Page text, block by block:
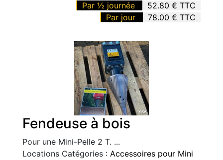
Par ½ journée
52.80 € TTC
Par jour
78.00 € TTC
Fendeuse à bois
Pour une Mini-Pelle 2 T. ...
Locations Catégories : Accessoires pour Mini